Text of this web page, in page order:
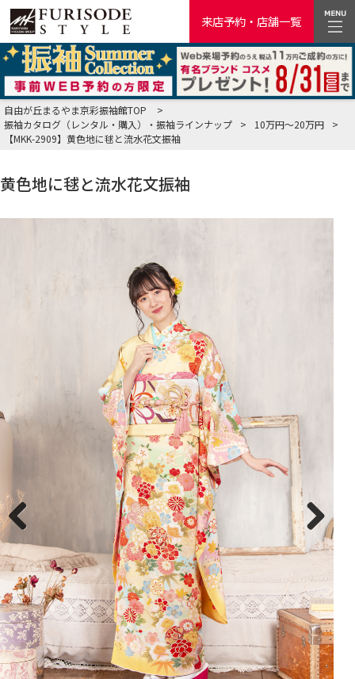
来店予約・店舗一覧
自由が丘まるやま京彩振袖館TOP
>
振袖カタログ（レンタル・購入）・振袖ラインナップ
> 10万円～20万円
>
【MKK-2909】黄色地に毬と流水花文振袖
黄色地に毬と流水花文振袖